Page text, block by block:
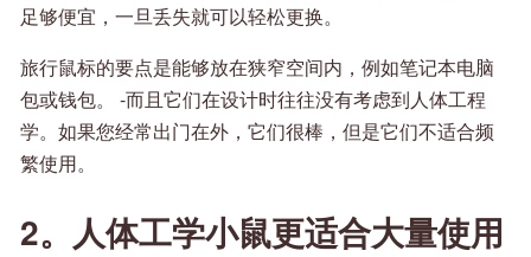
足够便宜，一旦丢失就可以轻松更换。
旅行鼠标的要点是能够放在狭窄空间内，例如笔记本电脑
包或钱包。 -而且它们在设计时往往没有考虑到人体工程
学。如果您经常出门在外，它们很棒，但是它们不适合频
繁使用。
2。人体工学小鼠更适合大量使用